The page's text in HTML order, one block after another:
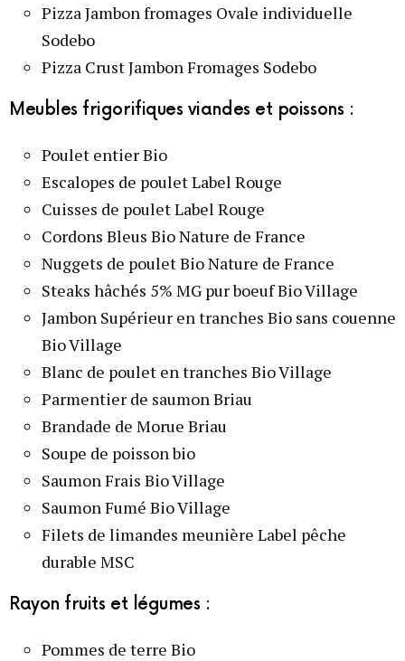
Pizza Jambon fromages Ovale individuelle
Sodebo
Pizza Crust Jambon Fromages Sodebo
Meubles frigorifiques viandes et poissons :
Poulet entier Bio
Escalopes de poulet Label Rouge
Cuisses de poulet Label Rouge
Cordons Bleus Bio Nature de France
Nuggets de poulet Bio Nature de France
Steaks hâchés 5% MG pur boeuf Bio Village
Jambon Supérieur en tranches Bio sans couenne
Bio Village
Blanc de poulet en tranches Bio Village
Parmentier de saumon Briau
Brandade de Morue Briau
Soupe de poisson bio
Saumon Frais Bio Village
Saumon Fumé Bio Village
Filets de limandes meunière Label pêche
durable MSC
Rayon fruits et légumes :
Pommes de terre Bio